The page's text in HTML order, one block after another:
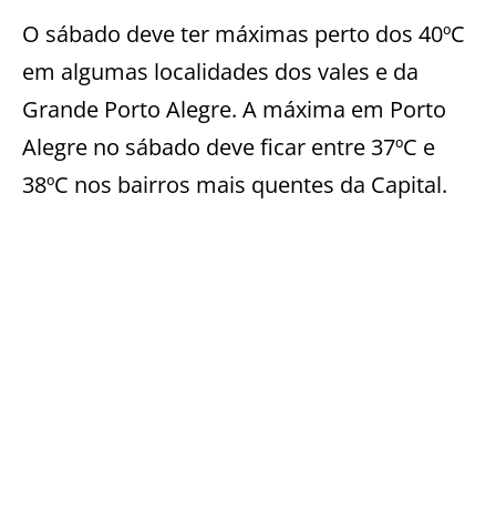
O sábado deve ter máximas perto dos 40ºC
em algumas localidades dos vales e da
Grande Porto Alegre. A máxima em Porto
Alegre no sábado deve ficar entre 37ºC e
38ºC nos bairros mais quentes da Capital.